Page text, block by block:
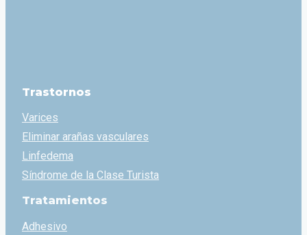
Trastornos
Varices
Eliminar arañas vasculares
Linfedema
Síndrome de la Clase Turista
Tratamientos
Adhesivo